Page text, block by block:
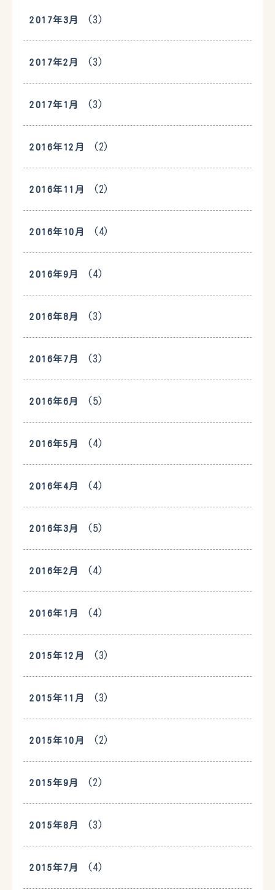
2017年3月 (3)
2017年2月 (3)
2017年1月 (3)
2016年12月 (2)
2016年11月 (2)
2016年10月 (4)
2016年9月 (4)
2016年8月 (3)
2016年7月 (3)
2016年6月 (5)
2016年5月 (4)
2016年4月 (4)
2016年3月 (5)
2016年2月 (4)
2016年1月 (4)
2015年12月 (3)
2015年11月 (3)
2015年10月 (2)
2015年9月 (2)
2015年8月 (3)
2015年7月 (4)